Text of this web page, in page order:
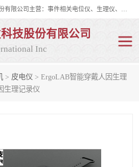
眼动仪多少钱?北京津发科技股份有限公司主营：事件相关电位仪、生理仪、肌电仪、脑电仪、皮电仪、眼动仪；是国家级高新技术企业、科技部认定的科技型中小企业和中关村高新技术企业，具备保密资格，具备自主进出口经营权；自主研发技术、产品与服务荣获多项省部级科学技术奖励、国家发明专利、国家软件著作权和省部级新技术新产品（服务）认证。
技股份有限公司
Inc
> 皮电仪 > ErgoLAB智能穿戴人因生理
生理记录仪脑电仪
动作捕捉与生物力学